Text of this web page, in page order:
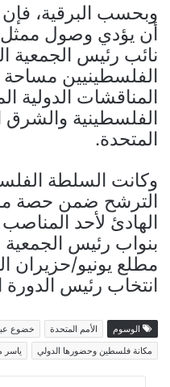
وبحسب البرقية، فإن
أن يؤدي وصول
نائب رئيس الجمعية
الفلسطينيين مساحة
المناقشات الدولية
الفلسطينية والشرق
المتحدة.
وكانت السلطة
الترشح ضمن حصة
الهادئ لأحد
بنواب رئيس الجمعية
مطلع يونيو/حزيران
انتخاب رئيس الدورة
الوسوم الأمم المتحدة خضوع
مكانة فلسطين وحضورها الدولي
ياسر